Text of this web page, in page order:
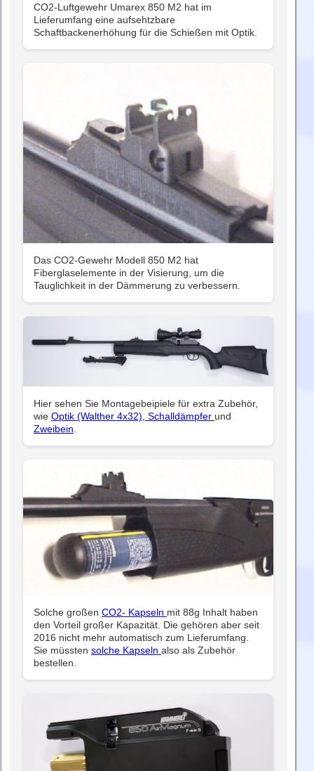
CO2-Luftgewehr Umarex 850 M2 hat im
Lieferumfang eine aufsehtzbare
Schaftbackenerhöhung für die Schießen mit Optik.
Das CO2-Gewehr Modell 850 M2 hat
Fiberglaselemente in der Visierung, um die
Tauglichkeit in der Dämmerung zu verbessern.
Hier sehen Sie Montagebeipiele für extra Zubehör,
wie Optik (Walther 4x32), Schalldämpfer und
Zweibein
Solche großen CO2- Kapseln mit 88g Inhalt haben
den Vorteil großer Kapazität. Die gehören aber seit
2016 nicht mehr automatisch zum Lieferumfang.
Sie müssten solche Kapseln also als Zubehör
bestellen.